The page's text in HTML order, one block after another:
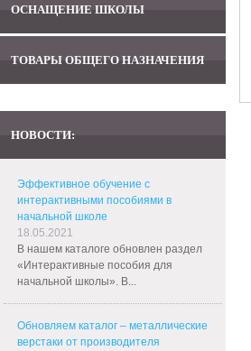
ОСНАЩЕНИЕ ШКОЛЫ
ТОВАРЫ ОБЩЕГО НАЗНАЧЕНИЯ
НОВОСТИ:
Эффективное обучение с
интерактивными пособиями в
начальной школе
18.05.2021
В нашем каталоге обновлен раздел
«Интерактивные пособия для
начальной школы». В...
Обновляем каталог – металлические
верстаки от производителя